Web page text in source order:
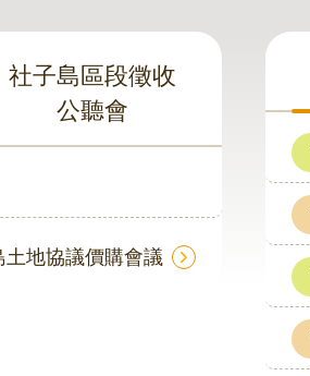
社子島區段徵收
公聽會
地協議價購會議